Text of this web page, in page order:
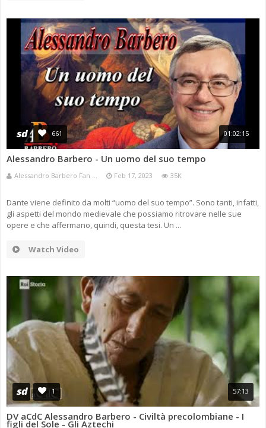
sd 661 01:02:15
Alessandro Barbero - Un uomo del suo tempo
Alessandro Barbero Fan ... Feb 17, 2023 35K
Dante viene definito da molti “uomo del suo tempo”. Sono tanti, infatti,
gli aspetti del mondo medievale che possiamo ritrovare nelle sue
opere e che affermano, quindi, questa tesi. Un ...
Watch Video
sd 1 57:13
DV aCdC Alessandro Barbero - Civiltà precolombiane - I
figli del Sole - Gli Aztechi